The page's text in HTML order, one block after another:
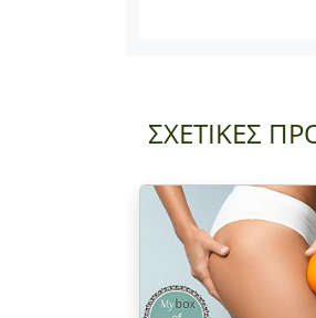
ΣΧΕΤΙΚΕΣ